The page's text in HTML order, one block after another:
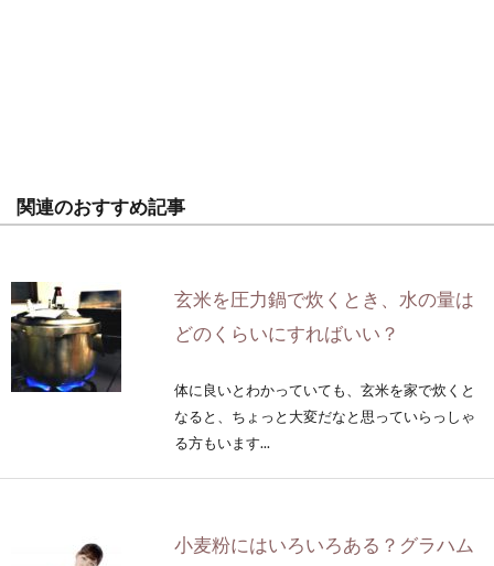
関連のおすすめ記事
玄米を圧力鍋で炊くとき、水の量は
どのくらいにすればいい？
体に良いとわかっていても、玄米を家で炊くと
なると、ちょっと大変だなと思っていらっしゃ
る方もいます...
小麦粉にはいろいろある？グラハム